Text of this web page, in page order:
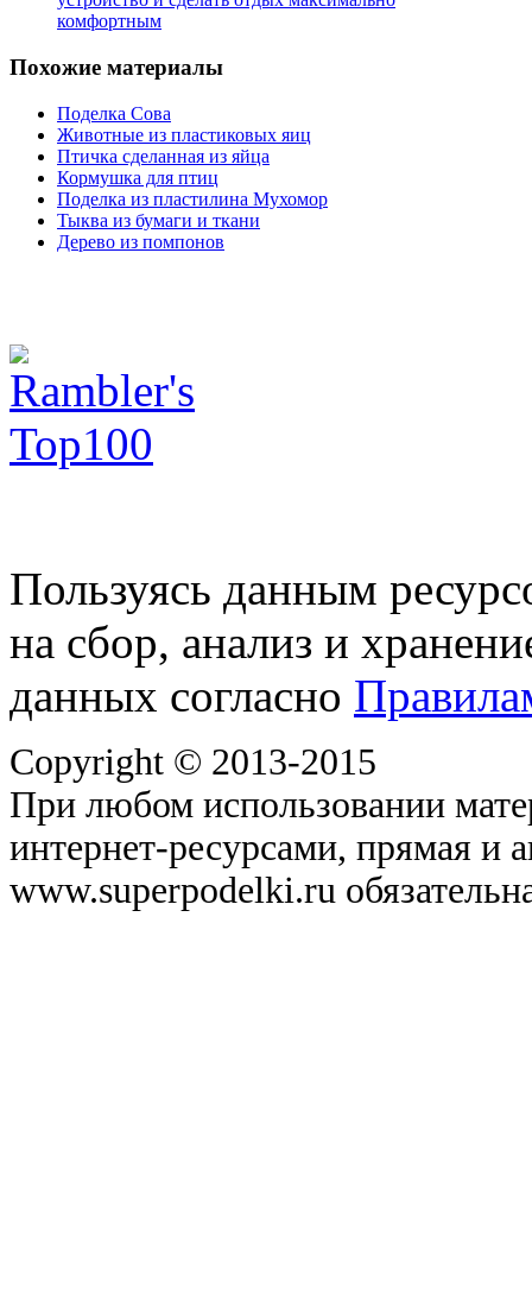
комфортным
Похожие материалы
Поделка Сова
Животные из пластиковых яиц
Птичка сделанная из яйца
Кормушка для птиц
Поделка из пластилина Мухомор
Тыква из бумаги и ткани
Дерево из помпонов
Пользуясь данным
на сбор, анализ и
данных согласно
Copyright © 2013-2015
При любом использовании
интернет-ресурсами, прямая и
www.superpodelki.ru